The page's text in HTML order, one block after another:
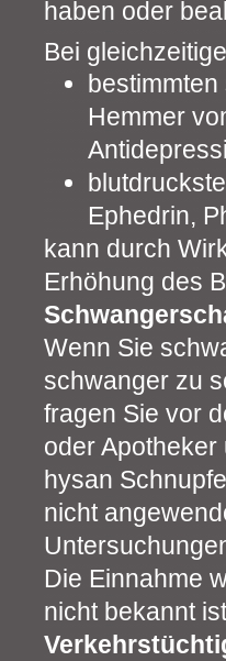
haben oder
Bei
Hemmer
Ephedrin,
kann durch
Erhöhung des
Wenn Sie
schwanger zu
fragen Sie vor
oder Apotheker
hysan
nicht
Die Einnahme
nicht bekannt